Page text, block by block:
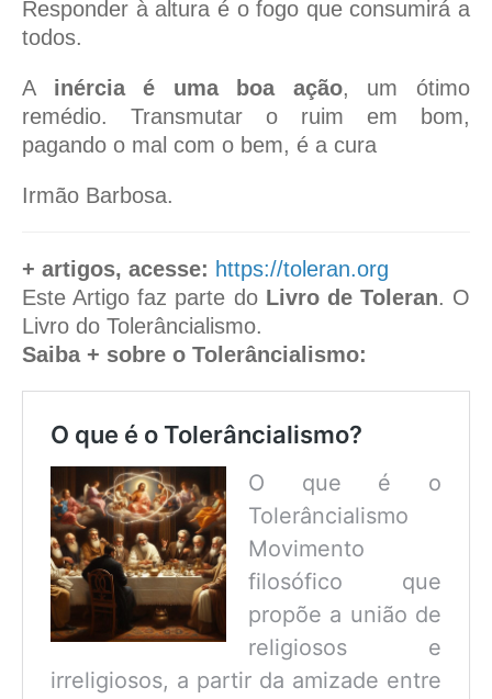
Responder à altura é o fogo que consumirá a
todos.
A inércia é uma boa ação, um ótimo
remédio. Transmutar o ruim em bom,
pagando o mal com o bem, é a cura
Irmão Barbosa.
+ artigos, acesse: https://toleran.org
Este Artigo faz parte do Livro de Toleran. O
Livro do Tolerâncialismo.
Saiba + sobre o Tolerâncialismo:
O que é o Tolerâncialismo?
O que é o
Tolerâncialismo
Movimento
filosófico que
propõe a união de
religiosos e
irreligiosos, a partir da amizade entre